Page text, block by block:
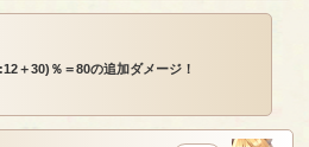
＋30)％＝80の追加ダメージ！